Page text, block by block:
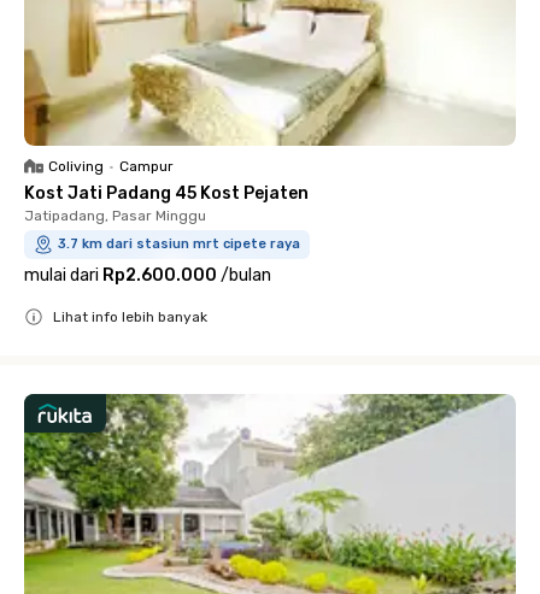
Coliving • Campur
Kost Jati Padang 45 Kost Pejaten
Jatipadang, Pasar Minggu
3.7 km dari stasiun mrt cipete raya
mulai dari Rp2.600.000 /bulan
Lihat info lebih banyak